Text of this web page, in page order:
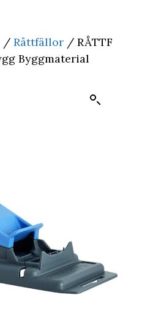
/ Råttfällor / RÅTTF
Byggmaterial